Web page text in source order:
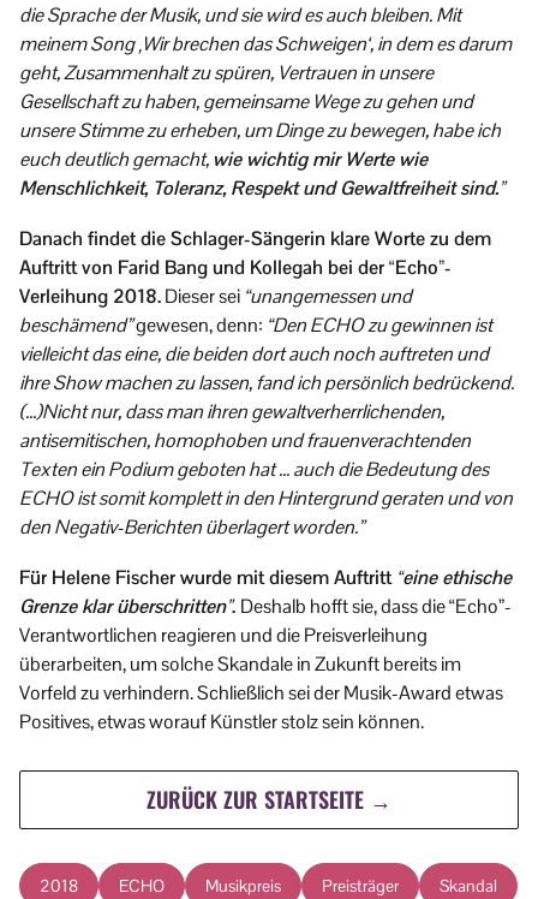
die Sprache der Musik, und sie wird es auch bleiben. Mit
meinem Song ‚Wir brechen das Schweigen‘, in dem es darum
geht, Zusammenhalt zu spüren, Vertrauen in unsere
Gesellschaft zu haben, gemeinsame Wege zu gehen und
unsere Stimme zu erheben, um Dinge zu bewegen, habe ich
euch deutlich gemacht, wie wichtig mir Werte wie
Menschlichkeit, Toleranz, Respekt und Gewaltfreiheit sind.”
Danach findet die Schlager-Sängerin klare Worte zu dem
Auftritt von Farid Bang und Kollegah bei der “Echo”-
Verleihung 2018.Dieser sei “unangemessen und
beschämend”gewesen, denn: “Den ECHO zu gewinnen ist
vielleicht das eine, die beiden dort auch noch auftreten und
ihre Show machen zu lassen, fand ich persönlich bedrückend.
(…)Nicht nur, dass man ihren gewaltverherrlichenden,
antisemitischen, homophoben und frauenverachtenden
Texten ein Podium geboten hat … auch die Bedeutung des
ECHO ist somit komplett in den Hintergrund geraten und von
den Negativ-Berichten überlagert worden.”
Für Helene Fischer wurde mit diesem Auftritt “eine ethische
Grenze klar überschritten”. Deshalb hofft sie, dass die “Echo”-
Verantwortlichen reagieren und die Preisverleihung
überarbeiten, um solche Skandale in Zukunft bereits im
Vorfeld zu verhindern. Schließlich sei der Musik-Award etwas
Positives, etwas worauf Künstler stolz sein können.
ZURÜCK ZUR STARTSEITE →
2018 ECHO Musikpreis Preisträger Skandal